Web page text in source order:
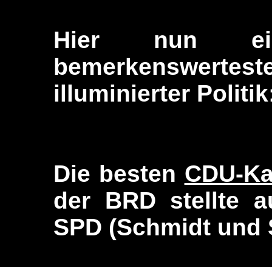
Hier nun
illuminierter
Die besten CDU-
der BRD stellte
SPD (Schmidt und